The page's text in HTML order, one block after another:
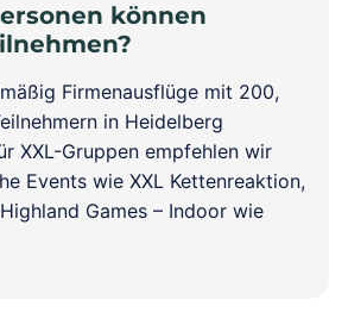
können
Firmenausflüge mit 200,
in Heidelberg
XXL-Gruppen empfehlen wir
Events wie XXL Kettenreaktion,
Games – Indoor wie